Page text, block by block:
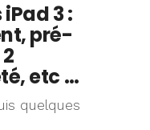
3 :
pré-
etc …
quelques